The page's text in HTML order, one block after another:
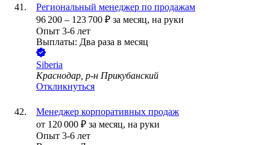
Региональный менеджер по продажам
96 200 – 123 700 ₽ за месяц, на руки
Опыт 3-6 лет
Выплаты: Два раза в месяц
Siberia
Краснодар, р-н Прикубанский
Откликнуться
Менеджер корпоративных продаж
от 120 000 ₽ за месяц, на руки
Опыт 3-6 лет